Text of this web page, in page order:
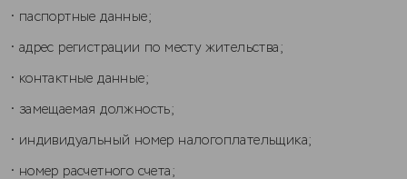
• паспортные данные;
• адрес регистрации по месту жительства;
• контактные данные;
• замещаемая должность;
• индивидуальный номер налогоплательщика;
• номер расчетного счета;